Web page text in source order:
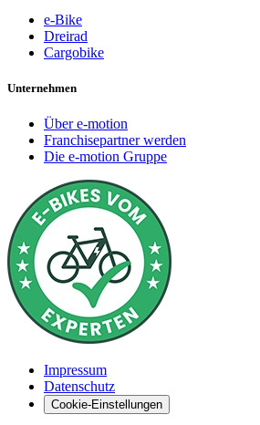
e-Bike
Dreirad
Cargobike
Unternehmen
Über e-motion
Franchisepartner werden
Die e-motion Gruppe
Impressum
Datenschutz
Cookie-Einstellungen